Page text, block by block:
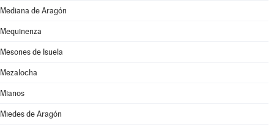
Mediana de Aragón
Mequinenza
Mesones de Isuela
Mezalocha
Mianos
Miedes de Aragón